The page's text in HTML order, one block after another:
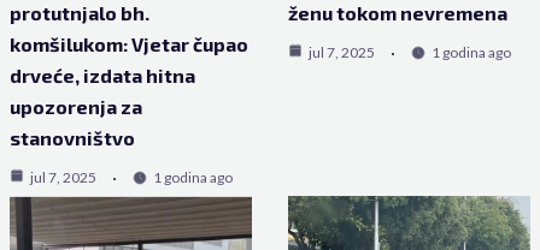
protutnjalo bh.
komšilukom: Vjetar čupao
drveće, izdata hitna
upozorenja za
stanovništvo
jul 7, 2025 1 godina ago
ženu tokom nevremena
jul 7, 2025 1 godina ago